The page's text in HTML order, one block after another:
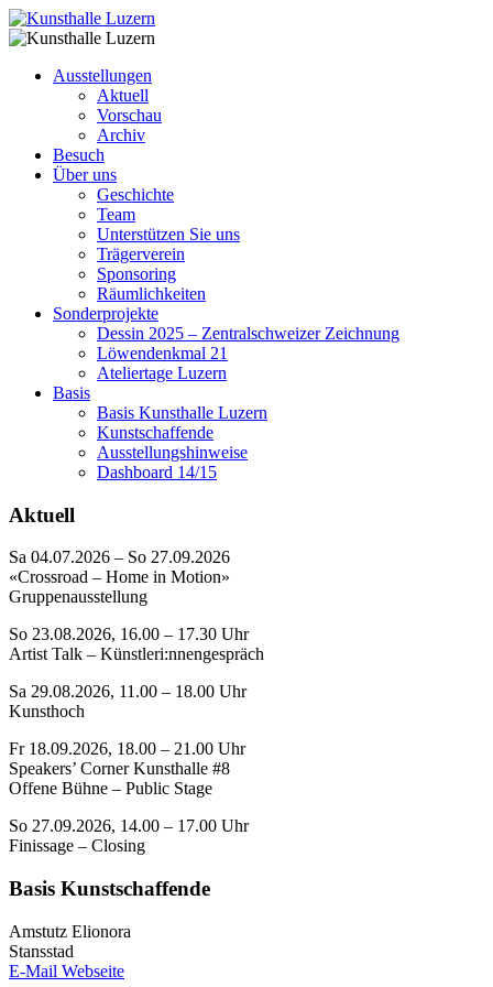
Ausstellungen
Aktuell
Vorschau
Archiv
Besuch
Über uns
Geschichte
Team
Unterstützen Sie uns
Trägerverein
Sponsoring
Räumlichkeiten
Sonderprojekte
Dessin 2025 – Zentralschweizer Zeichnung
Löwendenkmal 21
Ateliertage Luzern
Basis
Basis Kunsthalle Luzern
Kunstschaffende
Ausstellungshinweise
Dashboard 14/15
Aktuell
Sa 04.07.2026 – So 27.09.2026
«Crossroad – Home in Motion»
Gruppenausstellung
So 23.08.2026, 16.00 – 17.30 Uhr
Artist Talk – Künstleri:nnengespräch
Sa 29.08.2026, 11.00 – 18.00 Uhr
Kunsthoch
Fr 18.09.2026, 18.00 – 21.00 Uhr
Speakers’ Corner Kunsthalle #8
Offene Bühne – Public Stage
So 27.09.2026, 14.00 – 17.00 Uhr
Finissage – Closing
Basis Kunstschaffende
Amstutz Elionora
Stansstad
E-Mail Webseite